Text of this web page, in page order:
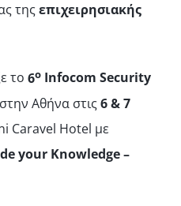
τηςεπιχειρησιακής
το 6ο Infocom Security
Αθήνα στις6 & 7
Caravel Hotel με
your Knowledge –